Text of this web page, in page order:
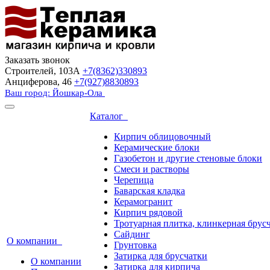
Заказать звонок
Строителей, 103А +7(8362)330893
Анциферова, 46 +7(927)8830893
Ваш город: Йошкар-Ола
О компании
О компании
Каталог
Кирпич облицовочный
Керамические блоки
Газобетон и другие стеновые блоки
Смеси и растворы
Черепица
Баварская кладка
Керамогранит
Кирпич рядовой
Тротуарная плитка, клинкерная
Сайдинг
Грунтовка
Затирка для брусчатки
Затирка для кирпича